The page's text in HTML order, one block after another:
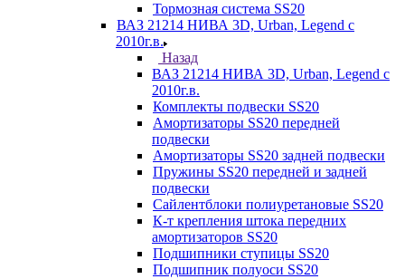
Тормозная система SS20
ВАЗ 21214 НИВА 3D, Urban, Legend c
2010г.в.
Назад
ВАЗ 21214 НИВА 3D, Urban, Legend c
2010г.в.
Комплекты подвески SS20
Амортизаторы SS20 передней
подвески
Амортизаторы SS20 задней подвески
Пружины SS20 передней и задней
подвески
Сайлентблоки полиуретановые SS20
К-т крепления штока передних
амортизаторов SS20
Подшипники ступицы SS20
Подшипник полуоси SS20